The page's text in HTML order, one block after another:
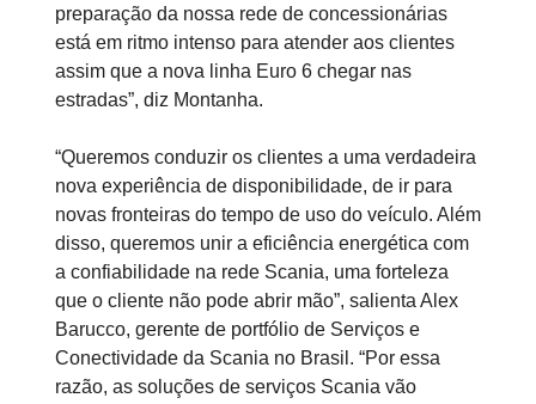
preparação da nossa rede de concessionárias
está em ritmo intenso para atender aos clientes
assim que a nova linha Euro 6 chegar nas
estradas”, diz Montanha.
“Queremos conduzir os clientes a uma verdadeira
nova experiência de disponibilidade, de ir para
novas fronteiras do tempo de uso do veículo. Além
disso, queremos unir a eficiência energética com
a confiabilidade na rede Scania, uma forteleza
que o cliente não pode abrir mão”, salienta Alex
Barucco, gerente de portfólio de Serviços e
Conectividade da Scania no Brasil. “Por essa
razão, as soluções de serviços Scania vão